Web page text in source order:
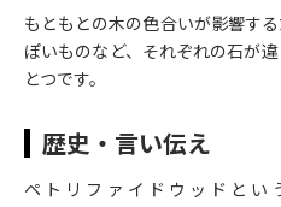
もともとの木の色合いが影響す
ぽいものなど、それぞれの石が
とつです。
歴史・言い伝え
ペトリファイドウッドとい